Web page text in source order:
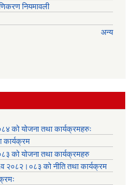
नियमावली
अन्य
को योजना तथा कार्यक्रमहरुः
को योजना तथा कार्यक्रमहरु
२०८२।०८३ को नीति तथा कार्यक्रम